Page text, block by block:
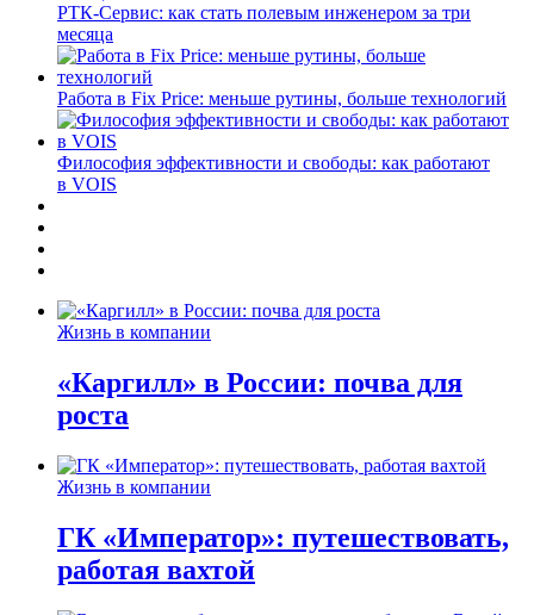
РТК-Сервис: как стать полевым инженером за три
месяца
Работа в Fix Price: меньше рутины, больше технологий
Философия эффективности и свободы: как работают
в VOIS
Жизнь в компании
«Каргилл» в России: почва для
роста
Жизнь в компании
ГК «Император»: путешествовать,
работая вахтой